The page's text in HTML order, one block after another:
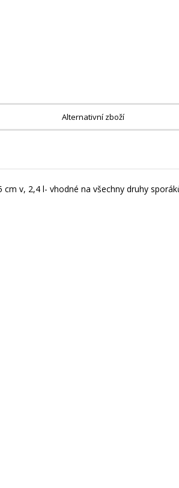
Alternativní zboží
v, 2,4 l- vhodné na všechny druhy